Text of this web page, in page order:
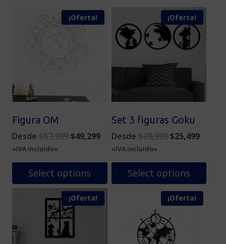
¡Oferta!
Figura OM
Desde $57,999Original
was:
$57,999.
$49,299Current
price
is:
$49,299.
«IVA incluido»
Select options
producto
múltiples
variantes.
¡Oferta!
Set 3 figuras Goku
Desde $29,999 Original
was:
$29,999.
$25,499
is:
«IVA incluido»
Select options
múltiples
variantes.
¡Oferta! ¡Oferta!